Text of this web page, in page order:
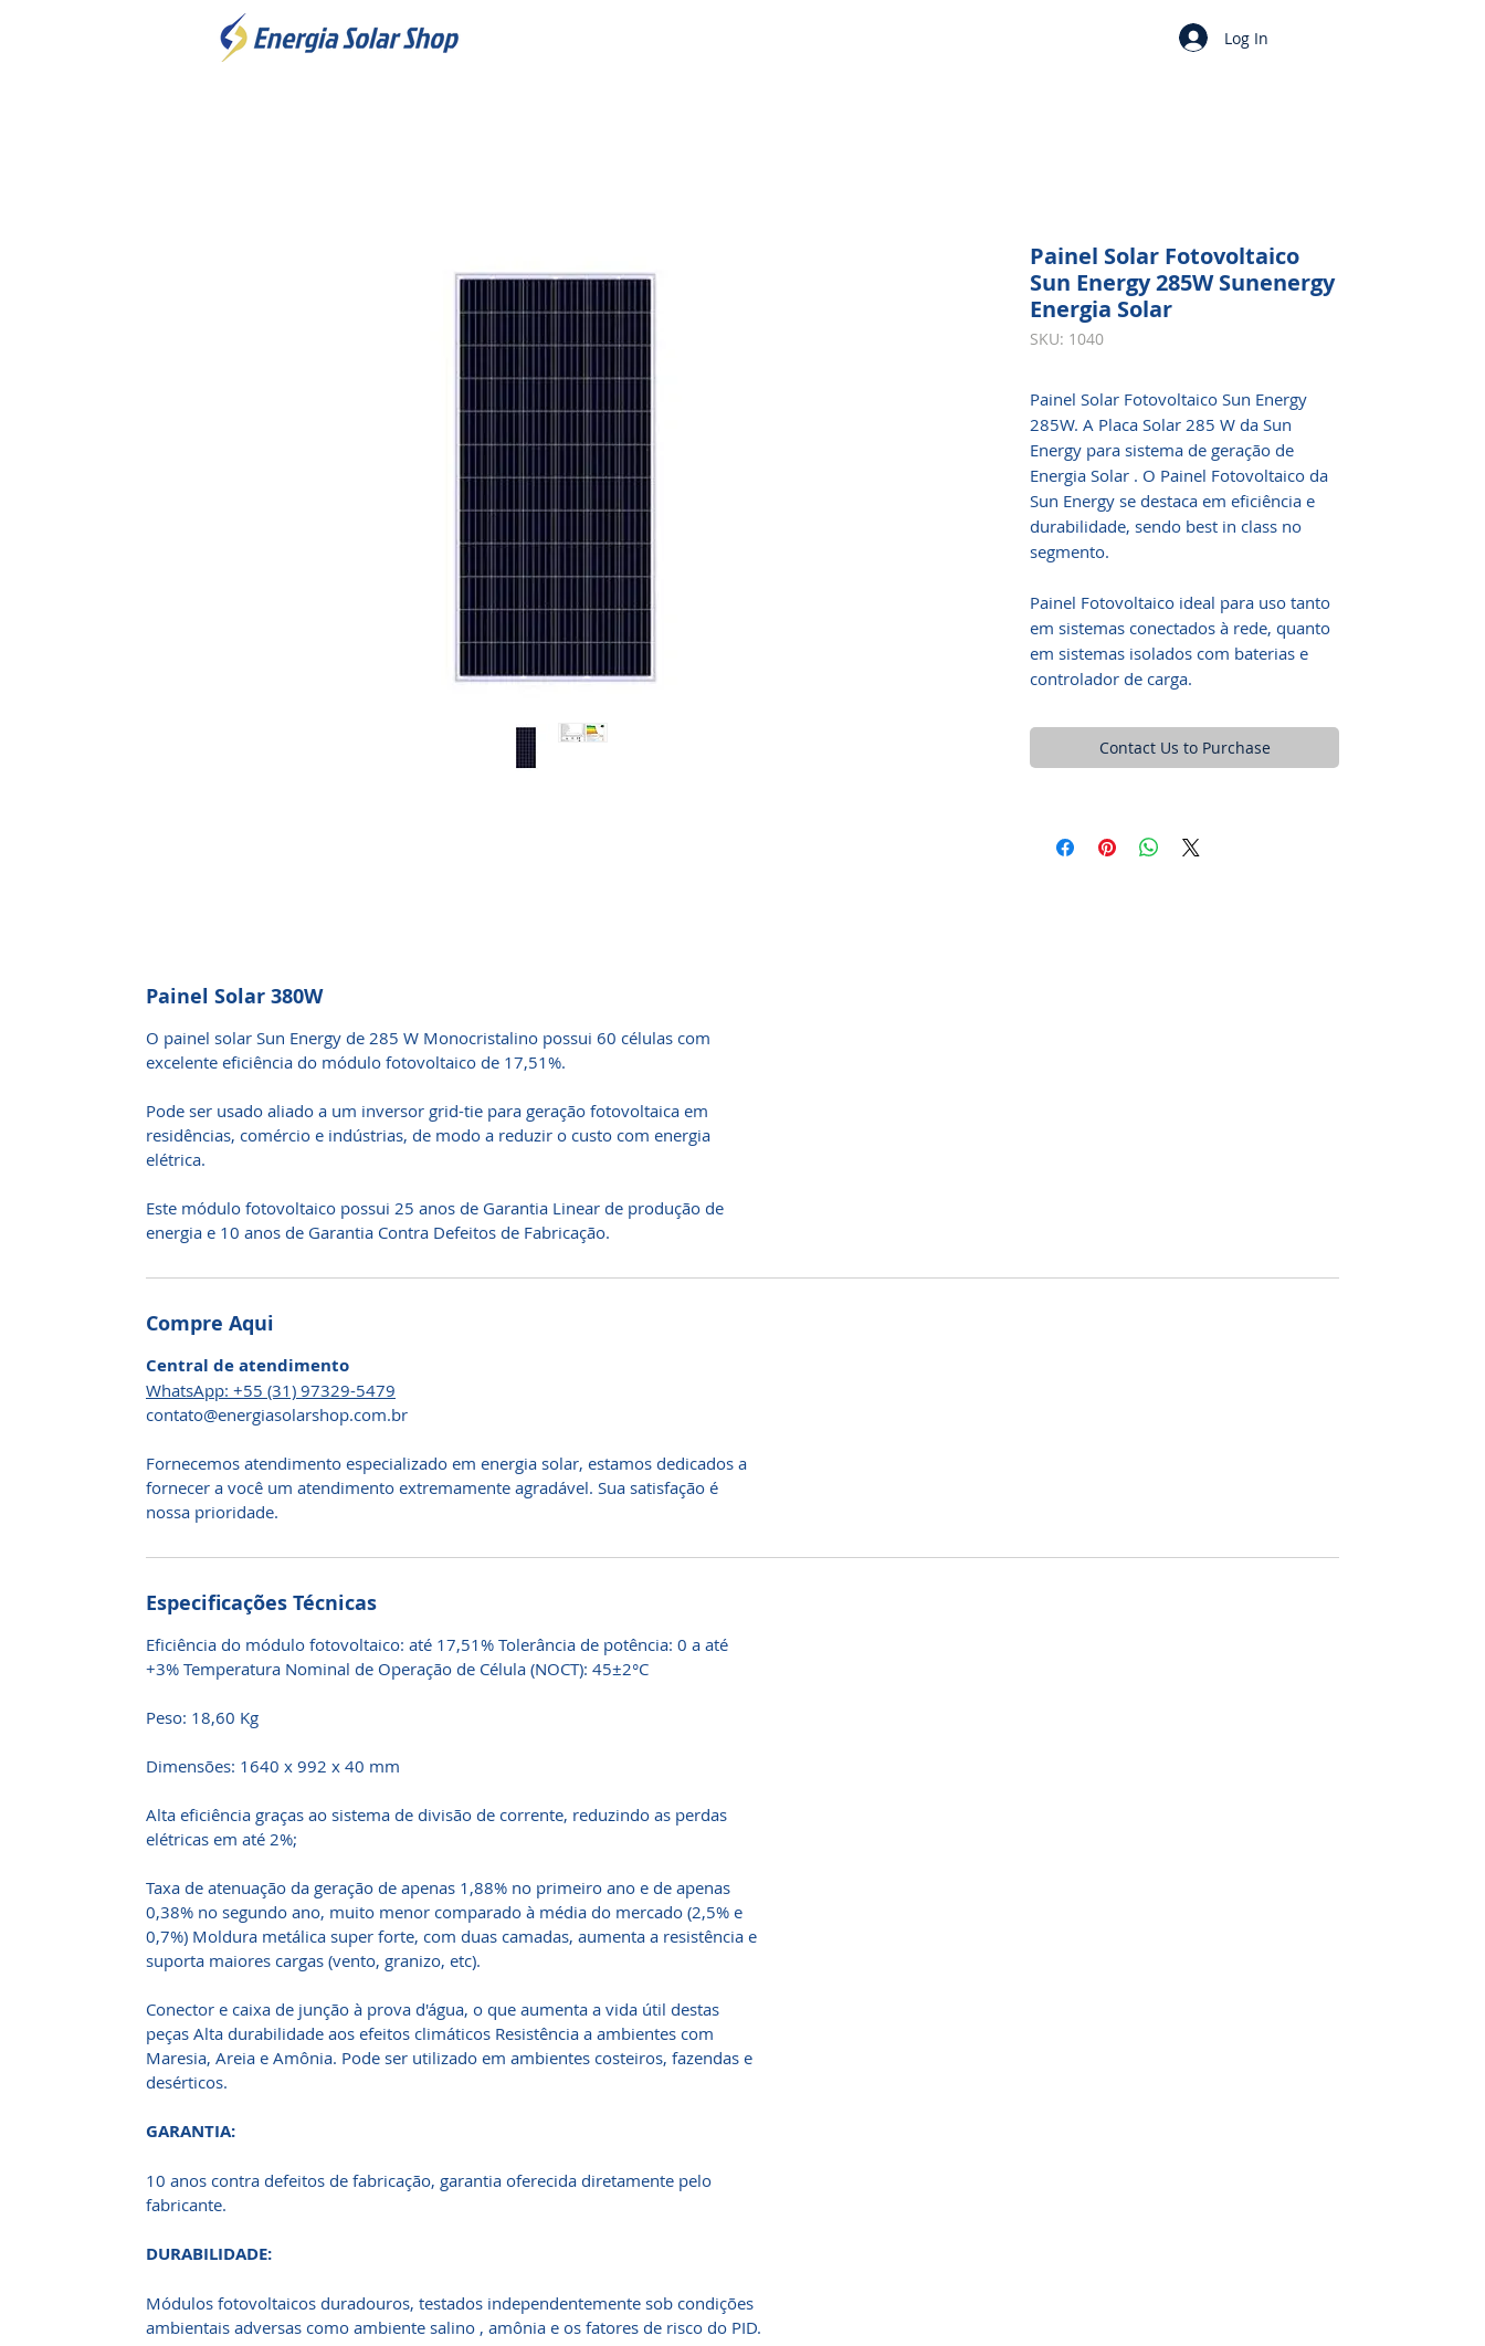
Log In
Painel Solar Fotovoltaico
Sun Energy 285W Sunenergy
Energia Solar
SKU: 1040
Painel Solar Fotovoltaico Sun Energy
285W. A Placa Solar 285 W da Sun
Energy para sistema de geração de
Energia Solar . O Painel Fotovoltaico da
Sun Energy se destaca em eficiência e
durabilidade, sendo best in class no
segmento.
Painel Fotovoltaico ideal para uso tanto
em sistemas conectados à rede, quanto
em sistemas isolados com baterias e
controlador de carga.
Contact Us to Purchase
Painel Solar 380W
O painel solar Sun Energy de 285 W Monocristalino possui 60 células com
excelente eficiência do módulo fotovoltaico de 17,51%.
Pode ser usado aliado a um inversor grid-tie para geração fotovoltaica em
residências, comércio e indústrias, de modo a reduzir o custo com energia
elétrica.
Este módulo fotovoltaico possui 25 anos de Garantia Linear de produção de
energia e 10 anos de Garantia Contra Defeitos de Fabricação.
Compre Aqui
Central de atendimento
WhatsApp: +55 (31) 97329-5479
​contato@energiasolarshop.com.br
Fornecemos atendimento especializado em energia solar, estamos dedicados a
fornecer a você um atendimento extremamente agradável. Sua satisfação é
nossa prioridade.
Especificações Técnicas
Eficiência do módulo fotovoltaico: até 17,51% Tolerância de potência: 0 a até
+3% Temperatura Nominal de Operação de Célula (NOCT): 45±2°C
Peso: 18,60 Kg
Dimensões: 1640 x 992 x 40 mm
Alta eficiência graças ao sistema de divisão de corrente, reduzindo as perdas
elétricas em até 2%;
Taxa de atenuação da geração de apenas 1,88% no primeiro ano e de apenas
0,38% no segundo ano, muito menor comparado à média do mercado (2,5% e
0,7%) Moldura metálica super forte, com duas camadas, aumenta a resistência e
suporta maiores cargas (vento, granizo, etc).
Conector e caixa de junção à prova d'água, o que aumenta a vida útil destas
peças Alta durabilidade aos efeitos climáticos Resistência a ambientes com
Maresia, Areia e Amônia. Pode ser utilizado em ambientes costeiros, fazendas e
desérticos.
GARANTIA:
10 anos contra defeitos de fabricação, garantia oferecida diretamente pelo
fabricante.
DURABILIDADE:
Módulos fotovoltaicos duradouros, testados independentemente sob condições
ambientais adversas como ambiente salino , amônia e os fatores de risco do PID.